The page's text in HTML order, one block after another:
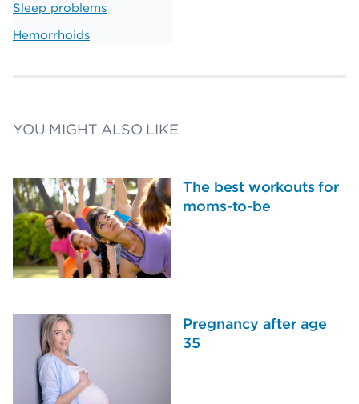
Sleep problems
Hemorrhoids
YOU MIGHT ALSO LIKE
The best workouts for
moms-to-be
Pregnancy after age
35